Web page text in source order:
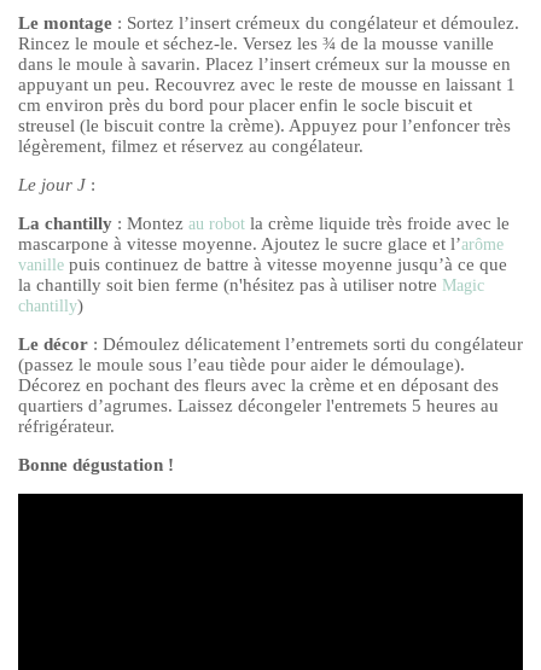
Le montage : Sortez l’insert crémeux du congélateur et démoulez.
Rincez le moule et séchez-le. Versez les ¾ de la mousse vanille
dans le moule à savarin. Placez l’insert crémeux sur la mousse en
appuyant un peu. Recouvrez avec le reste de mousse en laissant 1
cm environ près du bord pour placer enfin le socle biscuit et
streusel (le biscuit contre la crème). Appuyez pour l’enfoncer très
légèrement, filmez et réservez au congélateur.
Le jour J :
La chantilly : Montez au robot la crème liquide très froide avec le
mascarpone à vitesse moyenne. Ajoutez le sucre glace et l’arôme
vanille puis continuez de battre à vitesse moyenne jusqu’à ce que
la chantilly soit bien ferme (n'hésitez pas à utiliser notre Magic
chantilly)
Le décor : Démoulez délicatement l’entremets sorti du congélateur
(passez le moule sous l’eau tiède pour aider le démoulage).
Décorez en pochant des fleurs avec la crème et en déposant des
quartiers d’agrumes. Laissez décongeler l'entremets 5 heures au
réfrigérateur.
Bonne dégustation !